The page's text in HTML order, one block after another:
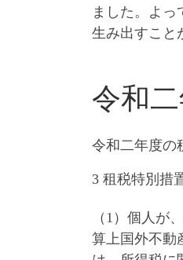
ました。よっ
生み出すこと
令和
令和二年度の
3 租税特別措
（1）個人が
算上国外不動